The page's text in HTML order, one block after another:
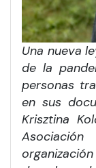
Una nueva
de la
personas
en sus
Krisztina
Asociación